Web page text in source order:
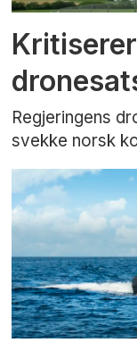
Regjeringens
svekke norsk